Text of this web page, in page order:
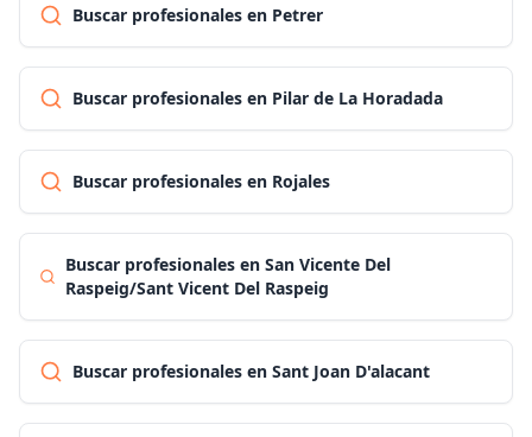
Buscar profesionales en Petrer
Buscar profesionales en Pilar de La Horadada
Buscar profesionales en Rojales
Buscar profesionales en San Vicente Del
Raspeig/Sant Vicent Del Raspeig
Buscar profesionales en Sant Joan D'alacant